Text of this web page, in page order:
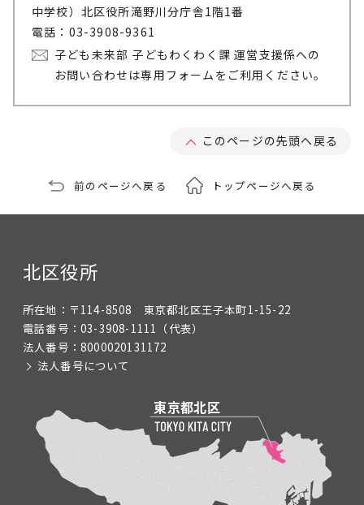
中学校）北区役所滝野川分庁舎1階1番
電話：03-3908-9361
子ども未来部 子どもわくわく課 運営支援係への
お問い合わせは専用フォームをご利用ください。
このページの先頭へ戻る
前のページへ戻る トップページへ戻る
北区役所
所在地： 〒114-8508 東京都北区王子本町1-15-22
電話番号： 03-3908-1111 （代表）
法人番号： 8000020131172
法人番号について